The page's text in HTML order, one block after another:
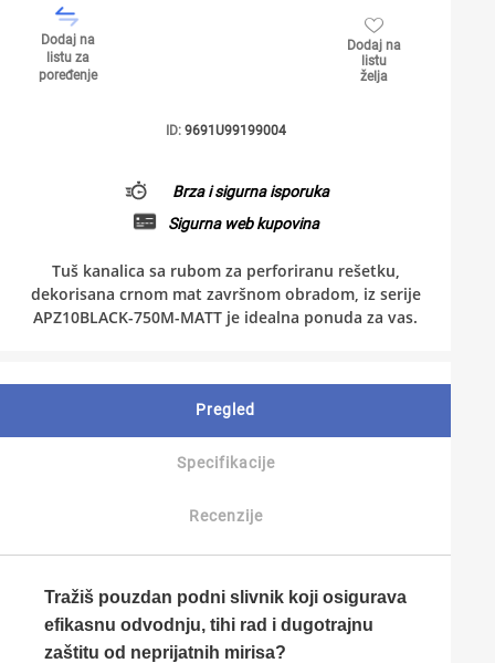
Dodaj na
listu za
poređenje
Dodaj na
listu
želja
ID: 9691U99199004
Brza i sigurna isporuka
Sigurna web kupovina
Tuš kanalica sa rubom za perforiranu rešetku,
dekorisana crnom mat završnom obradom, iz serije
APZ10BLACK-750M-MATT je idealna ponuda za vas.
Pregled
Specifikacije
Recenzije
Tražiš pouzdan podni slivnik koji osigurava
efikasnu odvodnju, tihi rad i dugotrajnu
zaštitu od neprijatnih mirisa?